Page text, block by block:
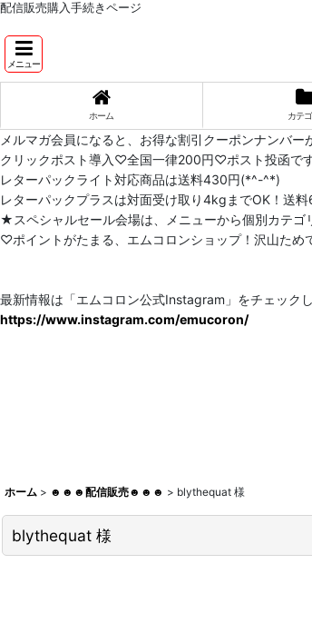
配信販売購入手続きページ
メニュー
ホーム カテ
メルマガ会員になると、お得な割引クーポンナンバ
クリックポスト導入♡全国一律200円♡ポスト投函で
レターパックライト対応商品は送料430円(*^-^*)
レターパックプラスは対面受け取り4kgまでOK！送
★スペシャルセール会場は、メニューから個別カテ
♡ポイントがたまる、エムコロンショップ！沢山た
最新情報は「エムコロン公式Instagram」をチェック
https://www.instagram.com/emucoron/
ホーム > ☻☻☻配信販売☻☻☻ > blythequat 様
blythequat 様